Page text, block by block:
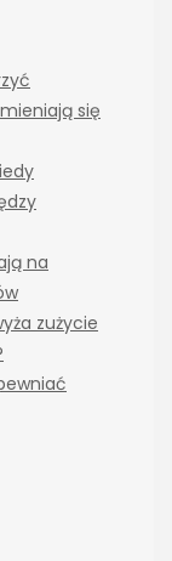
się
na
zużycie